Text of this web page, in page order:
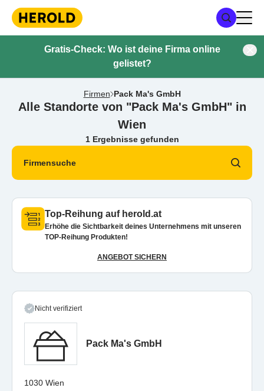
Gratis-Check: Wo ist deine Firma online
gelistet?
Firmen Pack Ma's GmbH
Alle Standorte von "Pack Ma's GmbH" in
Wien
1 Ergebnisse gefunden
Firmensuche
Top-Reihung auf herold.at
Erhöhe die Sichtbarkeit deines Unternehmens mit unseren
TOP-Reihung Produkten!
ANGEBOT SICHERN
Nicht verifiziert
Pack Ma's GmbH
1030 Wien